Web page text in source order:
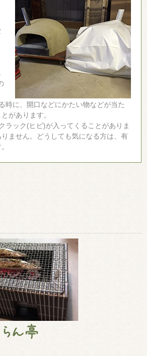
時に、開口などにかたい物などが当た
があります。
ラック(ヒビ)が入ってくることがありま
ません。どうしても気になる方は、有